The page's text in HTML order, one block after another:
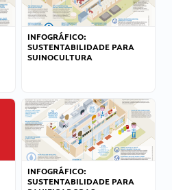
INFOGRÁFICO:
SUSTENTABILIDADE PARA
SUINOCULTURA
INFOGRÁFICO:
SUSTENTABILIDADE PARA